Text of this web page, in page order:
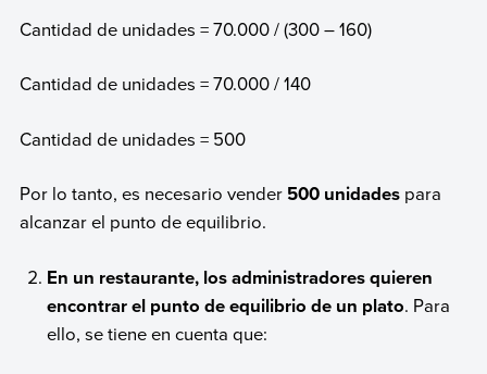
Cantidad de unidades = 70.000 / (300 – 160)
Cantidad de unidades = 70.000 / 140
Cantidad de unidades = 500
Por lo tanto, es necesario vender 500 unidadespara
alcanzar el punto de equilibrio.
En un restaurante, los administradores quieren
encontrar el punto de equilibrio de un plato. Para
ello, se tiene en cuenta que: